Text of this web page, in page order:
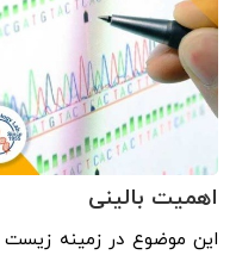
اهمیت بالینی
این موضوع در زمینه